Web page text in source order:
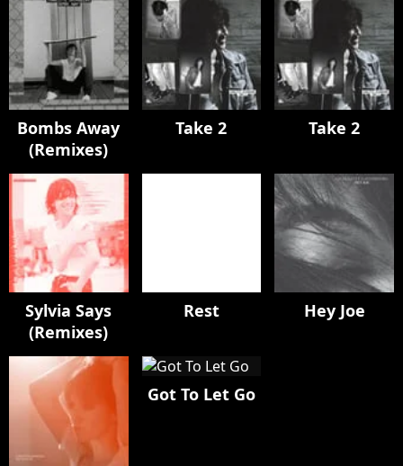
Bombs Away
(Remixes)
Take 2 Take 2
Sylvia Says
(Remixes)
Rest Hey Joe
Got To Let Go